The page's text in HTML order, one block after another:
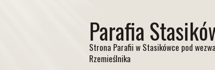
Parafia
Strona Parafii w Stasikówce pod
Rzemieślnika